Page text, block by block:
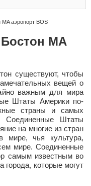
MA аэропорт BOS
MA
существуют, чтобы
вещей о
важным для мира
Штаты Америки по-
страны и самых
Соединенные Штаты
на многие из стран
чья культура,
мире. Соединенные
самым известным во
города, которые могут